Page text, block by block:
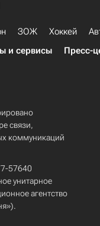
ЗОЖ Хоккей
и сервисы Пресс-
связи,
коммуникаций
57640
унитарное
агентство